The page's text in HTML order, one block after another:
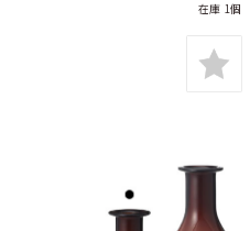
在庫 1個